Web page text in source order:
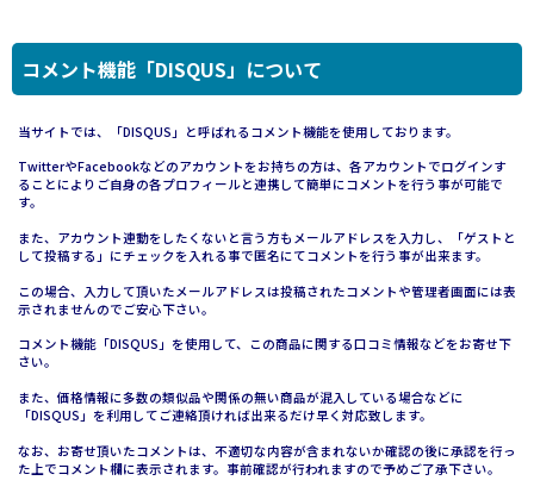
コメント機能「DISQUS」について
当サイトでは、「DISQUS」と呼ばれるコメント機能を使用しております。
TwitterやFacebookなどのアカウントをお持ちの方は、各アカウントでログインす
ることによりご自身の各プロフィールと連携して簡単にコメントを行う事が可能で
す。
また、アカウント連動をしたくないと言う方もメールアドレスを入力し、「ゲストと
して投稿する」にチェックを入れる事で匿名にてコメントを行う事が出来ます。
この場合、入力して頂いたメールアドレスは投稿されたコメントや管理者画面には表
示されませんのでご安心下さい。
コメント機能「DISQUS」を使用して、この商品に関する口コミ情報などをお寄せ下
さい。
また、価格情報に多数の類似品や関係の無い商品が混入している場合などに
「DISQUS」を利用してご連絡頂ければ出来るだけ早く対応致します。
なお、お寄せ頂いたコメントは、不適切な内容が含まれないか確認の後に承認を行っ
た上でコメント欄に表示されます。事前確認が行われますので予めご了承下さい。